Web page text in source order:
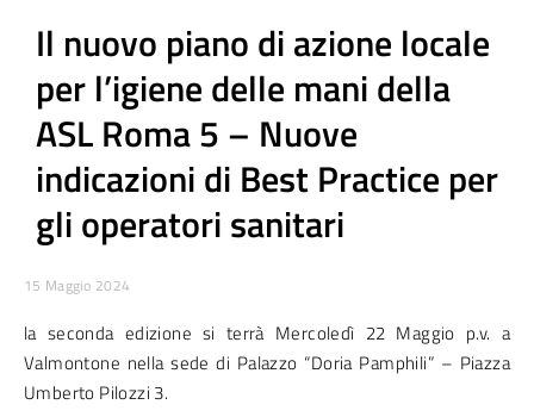
Il nuovo piano di azione locale
per l’igiene delle mani della
ASL Roma 5 – Nuove
indicazioni di Best Practice per
gli operatori sanitari
15 Maggio 2024
la seconda edizione si terrà Mercoledì 22 Maggio p.v. a
Valmontone nella sede di Palazzo “Doria Pamphili” – Piazza
Umberto Pilozzi 3.